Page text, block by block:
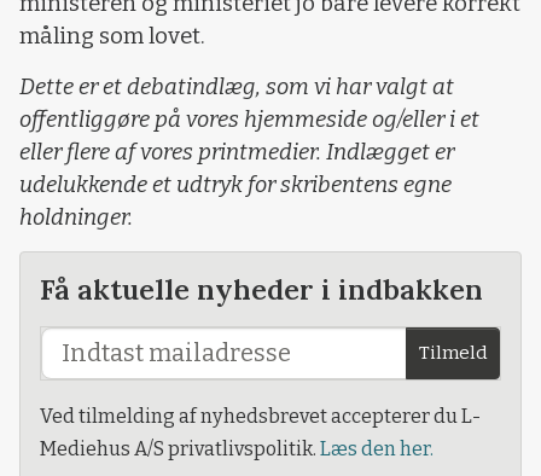
måling som lovet.
Dette er et debatindlæg, som vi har valgt at
offentliggøre på vores hjemmeside og/eller i et
eller flere af vores printmedier. Indlægget er
udelukkende et udtryk for skribentens egne
holdninger.
Få aktuelle nyheder i indbakken
Tilmeld
Ved tilmelding af nyhedsbrevet accepterer du L-
Mediehus A/S privatlivspolitik. Læs den her.